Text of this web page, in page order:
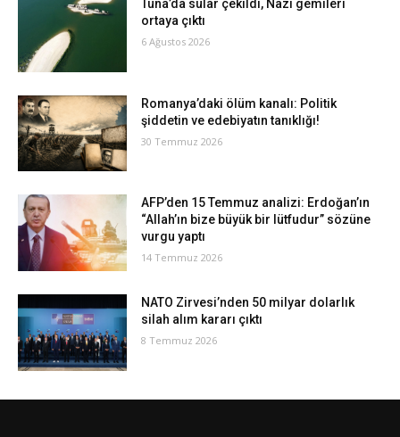
Tuna’da sular çekildi, Nazi gemileri
ortaya çıktı
6 Ağustos 2026
Romanya’daki ölüm kanalı: Politik
şiddetin ve edebiyatın tanıklığı!
30 Temmuz 2026
AFP’den 15 Temmuz analizi: Erdoğan’ın
“Allah’ın bize büyük bir lütfudur” sözüne
vurgu yaptı
14 Temmuz 2026
NATO Zirvesi’nden 50 milyar dolarlık
silah alım kararı çıktı
8 Temmuz 2026